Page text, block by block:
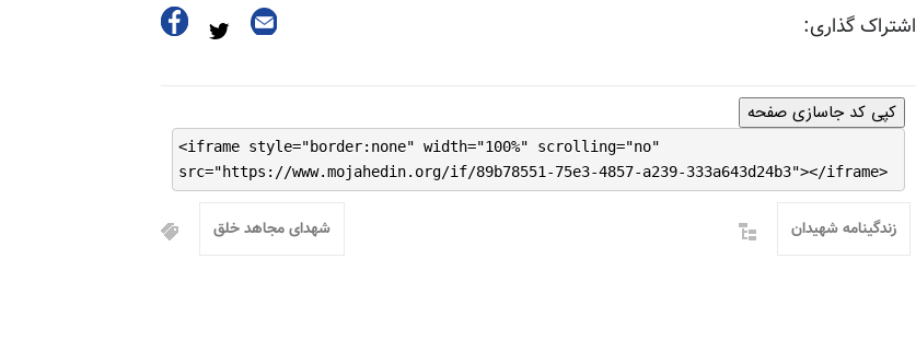
اشتراک گذاری:
کپی کد جاسازی صفحه
<iframe style="border:none" width="100%" scrolling="no"
src="https://www.mojahedin.org/if/89b78551-75e3-4857-a239-333a643d24b3"></iframe>
شهدای مجاهد خلق زندگینامه شهیدان